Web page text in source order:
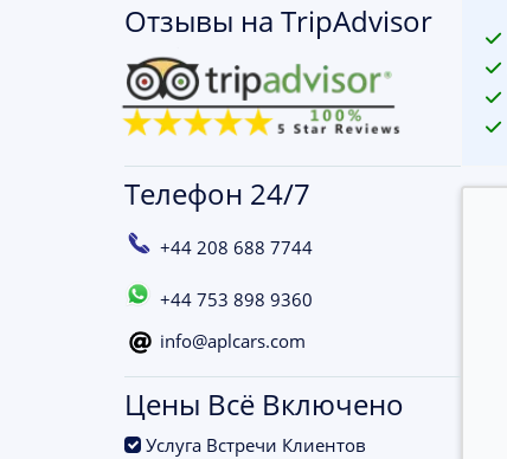
Отзывы на TripAdvisor
Телефон 24/7
+44 208 688 7744
+44 753 898 9360
info@aplcars.com
Цены Всё Включено
Услуга Встречи Клиентов